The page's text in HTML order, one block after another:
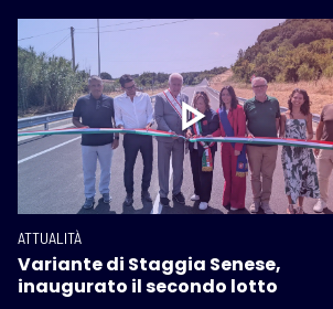
ATTUALITÀ
Variante di Staggia Senese,
inaugurato il secondo lotto